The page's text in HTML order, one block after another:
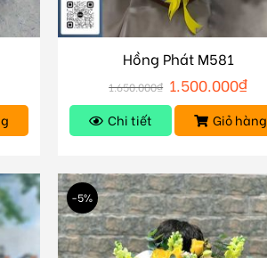
Hồng Phát M581
1.650.000₫ 1.500.000₫
Chi tiết Giỏ hàng
-5%